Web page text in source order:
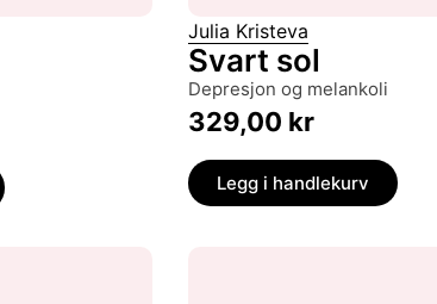
Julia Kristeva
Svart sol
depresjon og melankoli
329,00 kr
Legg i handlekurv